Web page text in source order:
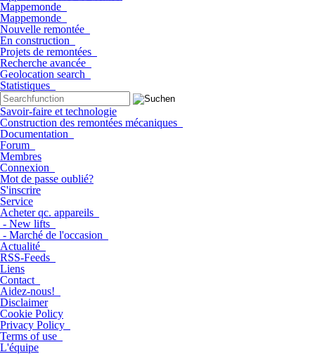
Mappemonde
Mappemonde
Nouvelle remontée
En construction
Projets de remontées
Recherche avancée
Geolocation search
Statistiques
Savoir-faire et technologie
Construction des remontées mécaniques
Documentation
Forum
Membres
Connexion
Mot de passe oublié?
S'inscrire
Service
Acheter qc. appareils
- New lifts
- Marché de l'occasion
Actualité
RSS-Feeds
Liens
Contact
Aidez-nous!
Disclaimer
Cookie Policy
Privacy Policy
Terms of use
L'équipe